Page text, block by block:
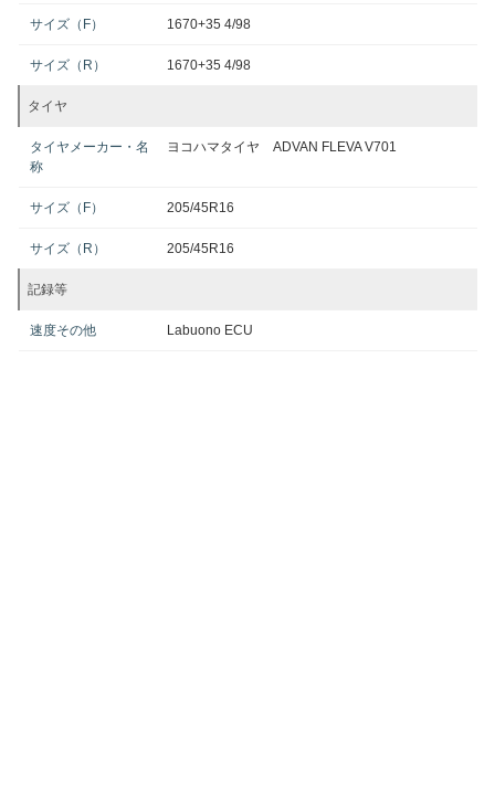
サイズ（F） 1670+35 4/98
サイズ（R） 1670+35 4/98
タイヤ
タイヤメーカー・名
称
ヨコハマタイヤ ADVAN FLEVA V701
サイズ（F） 205/45R16
サイズ（R） 205/45R16
記録等
速度その他 Labuono ECU